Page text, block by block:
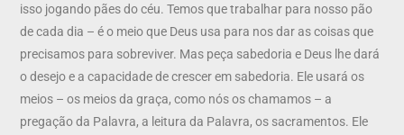
isso jogando pães do céu. Temos que trabalhar para nosso pão
de cada dia – é o meio que Deus usa para nos dar as coisas que
precisamos para sobreviver. Mas peça sabedoria e Deus lhe dará
o desejo e a capacidade de crescer em sabedoria. Ele usará os
meios – os meios da graça, como nós os chamamos – a
pregação da Palavra, a leitura da Palavra, os sacramentos. Ele